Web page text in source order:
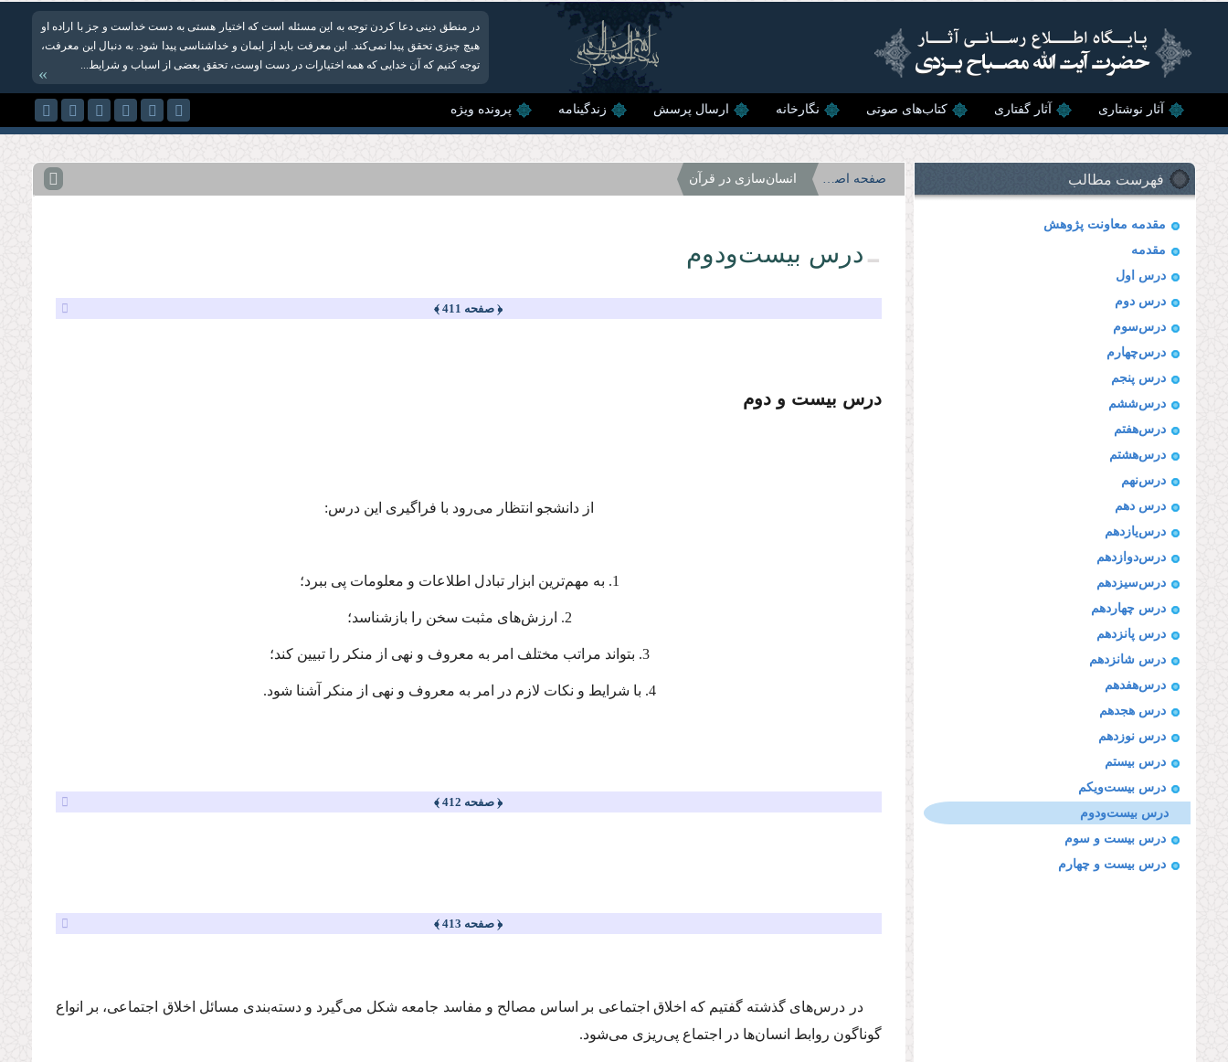
در منطق دینی دعا کردن توجه به این مسئله است که اختیار هستی به دست خداست و جز با اراده او
هیچ چیزی تحقق پیدا نمی‌کند. این معرفت باید از ایمان و خداشناسی پیدا شود. به دنبال این معرفت،
توجه کنیم که آن خدایی که همه اختیارات در دست اوست، تحقق بعضی از اسباب و شرایط...
»
آثار نوشتاری آثار گفتاری کتاب‌های صوتی نگارخانه ارسال پرسش زندگینامه پرونده ویژه
فهرست مطالب
مقدمه معاونت پژوهش
مقدمه
درس اول
درس دوم
درس‌سوم
درس‌چهارم
درس پنجم
درس‌ششم
درس‌هفتم
درس‌هشتم
درس‌نهم
درس دهم
درس‌یازدهم
درس‌دوازدهم
درس‌سیزدهم
درس چهاردهم
درس پانزدهم
درس شانزدهم
درس‌هفدهم
درس هجدهم
درس نوزدهم
درس بیستم
درس بیست‌ویكم
درس بیست‌ودوم
درس بیست و سوم
درس بیست و چهارم
صفحه اصلی انسان‌سازی در قرآن
درس بیست‌ودوم
﴿ صفحه 411 ﴾
درس بیست و دوم
از دانشجو انتظار می‌رود با فراگیری این درس:
1. به مهم‌ترین ابزار تبادل اطلاعات و معلومات پی‌ ببرد؛
2. ارزش‌های مثبت سخن را بازشناسد؛
3. بتواند مراتب مختلف امر به معروف و نهی از منكر را تبیین کند؛
4. با شرایط و نكات لازم در امر به معروف و نهی از منكر آشنا شود.
﴿ صفحه 412 ﴾
﴿ صفحه 413 ﴾
در درس‌های گذشته گفتیم كه اخلاق اجتماعی بر اساس مصالح و مفاسد جامعه شكل می‌گیرد و دسته‌بندی مسائل اخلاق اجتماعی، بر انواع
گوناگون روابط انسان‌ها در اجتماع پی‌ریزی می‌شود.